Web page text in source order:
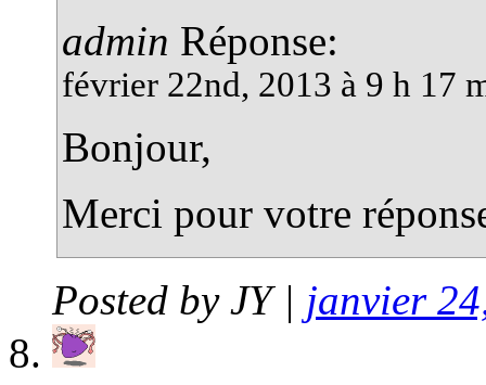
admin Réponse:
février 22nd, 2013 à 9 h 17
Bonjour,
Merci pour votre
Posted by JY| janvier